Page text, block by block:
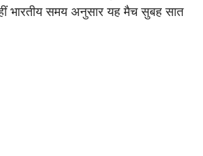
भारतीय समय अनुसार यह मैच सुबह सात